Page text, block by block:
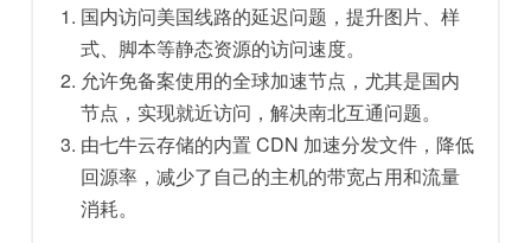
国内访问美国线路的延迟问题，提升图片、样
式、脚本等静态资源的访问速度。
允许免备案使用的全球加速节点，尤其是国内
节点，实现就近访问，解决南北互通问题。
由七牛云存储的内置 CDN 加速分发文件，降低
回源率，减少了自己的主机的带宽占用和流量
消耗。